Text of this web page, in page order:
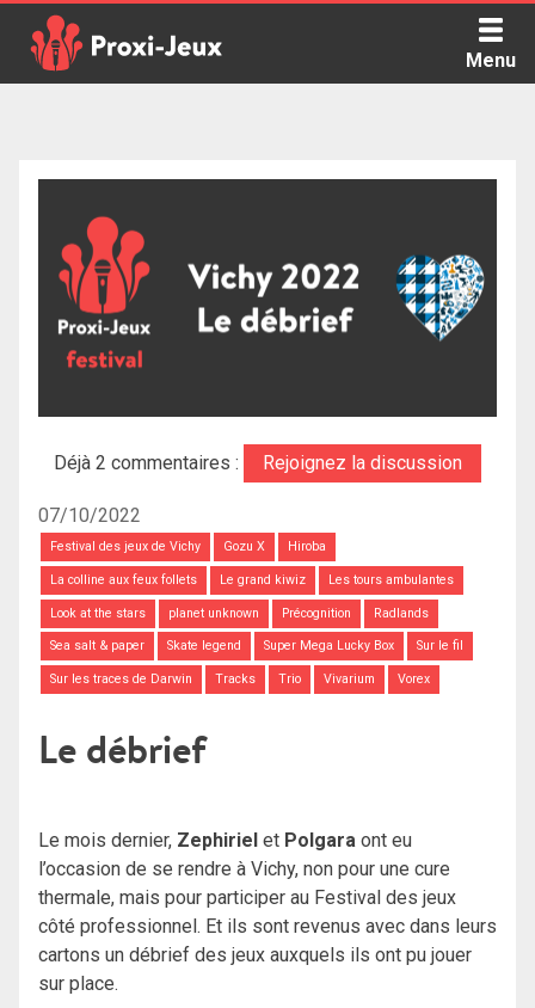
content
Menu
Déjà 2 commentaires : Rejoignez la discussion
07/10/2022
Festival des jeux de Vichy Gozu X Hiroba
La colline aux feux follets Le grand kiwiz Les tours ambulantes
Look at the stars planet unknown Précognition Radlands
Sea salt & paper Skate legend Super Mega Lucky Box Sur le fil
Sur les traces de Darwin Tracks Trio Vivarium Vorex
Le débrief
Le mois dernier, Zephiriel et Polgara ont eu
l’occasion de se rendre à Vichy, non pour une cure
thermale, mais pour participer au Festival des jeux
côté professionnel. Et ils sont revenus avec dans leurs
cartons un débrief des jeux auxquels ils ont pu jouer
sur place.